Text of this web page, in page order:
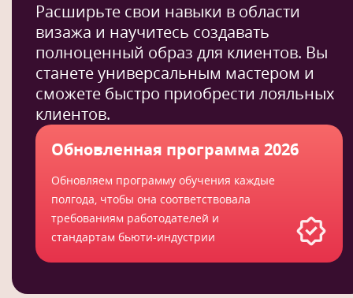
Расширьте свои навыки в области
визажа и научитесь создавать
полноценный образ для клиентов. Вы
станете универсальным мастером и
сможете быстро приобрести лояльных
клиентов.
Обновленная программа 2026
Обновляем программу обучения каждые
полгода, чтобы она соответствовала
требованиям работодателей и
стандартам бьюти-индустрии